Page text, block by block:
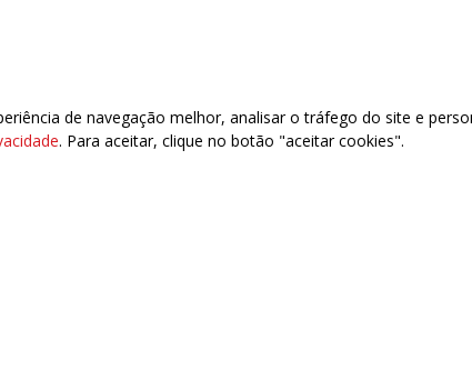
subsolo, lojas 4, 14 e 20 Asa Sul – Brasília/DF – CEP: 70.393.904 Tel:
de navegação melhor, analisar o tráfego do site e
. Para aceitar, clique no botão "aceitar cookies".